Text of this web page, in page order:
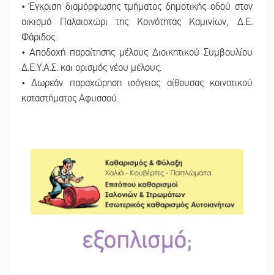
• Έγκριση διαμόρφωσης τμήματος δημοτικής οδού στον
οικισμό Παλαιοχώρι της Κοινότητας Καμινίων, Δ.Ε.
Φάριδος.
• Αποδοχή παραίτησης μέλους Διοικητικού Συμβουλίου
Δ.Ε.Υ.Α.Σ. και ορισμός νέου μέλους.
• Δωρεάν παραχώρηση ισόγειας αίθουσας κοινοτικού
καταστήματος Αφυσσού.